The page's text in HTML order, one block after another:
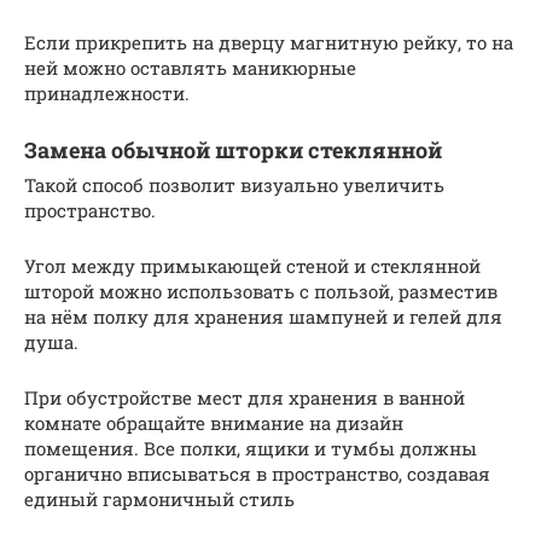
Если прикрепить на дверцу магнитную рейку, то на
ней можно оставлять маникюрные
принадлежности.
Замена обычной шторки стеклянной
Такой способ позволит визуально увеличить
пространство.
Угол между примыкающей стеной и стеклянной
шторой можно использовать с пользой, разместив
на нём полку для хранения шампуней и гелей для
душа.
При обустройстве мест для хранения в ванной
комнате обращайте внимание на дизайн
помещения. Все полки, ящики и тумбы должны
органично вписываться в пространство, создавая
единый гармоничный стиль